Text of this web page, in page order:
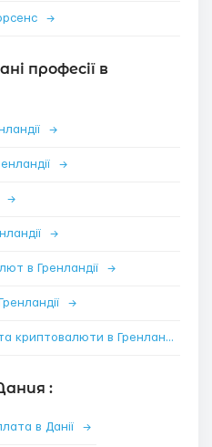
→
професії в
→
→
→
→
в Гренландії →
→
Робота Спеціалістом з nft та криптовалюти в Гренландії
:
в Данії →